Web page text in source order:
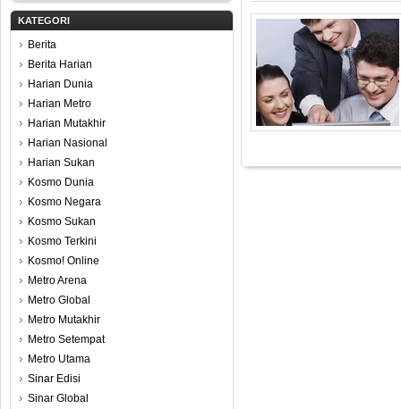
KATEGORI
Berita
Berita Harian
Harian Dunia
Harian Metro
Harian Mutakhir
Harian Nasional
Harian Sukan
Kosmo Dunia
Kosmo Negara
Kosmo Sukan
Kosmo Terkini
Kosmo! Online
Metro Arena
Metro Global
Metro Mutakhir
Metro Setempat
Metro Utama
Sinar Edisi
Sinar Global